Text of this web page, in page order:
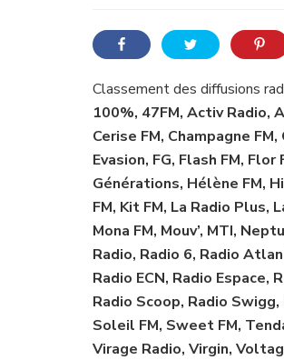
Classement des diffusions
100%, 47FM, Activ Radio,
Cerise FM, Champagne
Evasion, FG, Flash FM,
Générations, Hélène FM,
FM, Kit FM, La Radio Plus,
Mona FM, Mouv’, MTI,
Radio, Radio 6, Radio
Radio ECN, Radio Espace,
Radio Scoop, Radio Swigg,
Soleil FM, Sweet FM,
Virage Radio, Virgin,